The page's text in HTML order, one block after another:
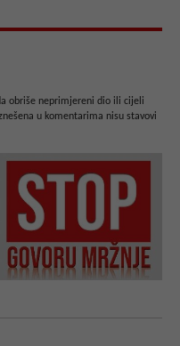
obriše neprimjereni dio ili cijeli
u komentarima nisu stavovi